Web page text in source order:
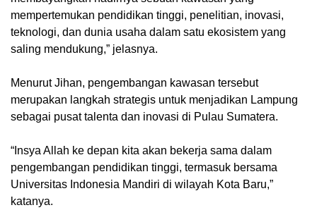
mempertemukan pendidikan tinggi, penelitian, inovasi,
teknologi, dan dunia usaha dalam satu ekosistem yang
saling mendukung,” jelasnya.
Menurut Jihan, pengembangan kawasan tersebut
merupakan langkah strategis untuk menjadikan Lampung
sebagai pusat talenta dan inovasi di Pulau Sumatera.
“Insya Allah ke depan kita akan bekerja sama dalam
pengembangan pendidikan tinggi, termasuk bersama
Universitas Indonesia Mandiri di wilayah Kota Baru,”
katanya.